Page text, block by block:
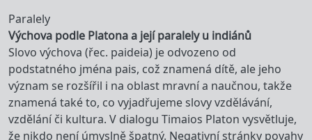
Paralely
Výchova podle Platona a její paralely u indiánů
Slovo výchova (řec. paideia) je odvozeno od
podstatného jména pais, což znamená dítě, ale jeho
význam se rozšířil i na oblast mravní a naučnou, takže
znamená také to, co vyjadřujeme slovy vzdělávání,
vzdělání či kultura. V dialogu Timaios Platon vysvětluje,
že nikdo není úmyslně špatný. Negativní stránky povahy